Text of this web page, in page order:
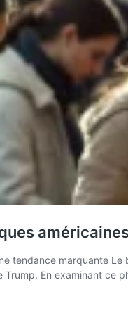
tendance marquante
En examinant ce